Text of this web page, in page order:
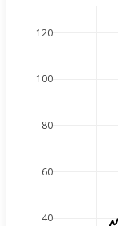
40
60
80
100
120